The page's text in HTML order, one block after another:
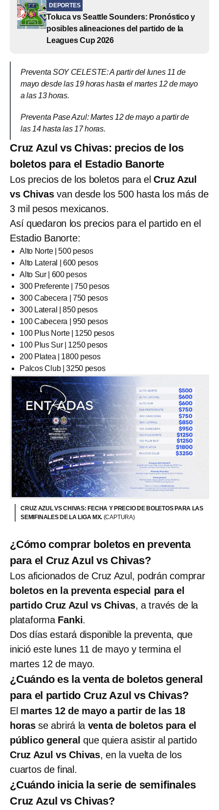
DEPORTES
Toluca vs Seattle Sounders: Pronóstico y
posibles alineaciones del partido de la
Leagues Cup 2026
Preventa SOY CELESTE: A partir del lunes 11 de
mayo desde las 19 horas hasta el martes 12 de mayo
a las 13 horas.
Preventa Pase Azul: Martes 12 de mayo a partir de
las 14 hasta las 17 horas.
Cruz Azul vs Chivas: precios de los
boletos para el Estadio Banorte
Los precios de los boletos para elCruz Azul
vs Chivasvan desde los 500 hasta los más de
3 mil pesos mexicanos.
Así quedaron los precios para el partido en el
Estadio Banorte:
Alto Norte | 500 pesos
Alto Lateral | 600 pesos
Alto Sur | 600 pesos
300 Preferente | 750 pesos
300 Cabecera | 750 pesos
300 Lateral | 850 pesos
100 Cabecera | 950 pesos
100 Plus Norte | 1250 pesos
100 Plus Sur | 1250 pesos
200 Platea | 1800 pesos
Palcos Club | 3250 pesos
CRUZ AZUL VS CHIVAS: FECHA Y PRECIO DE BOLETOS PARA LAS
SEMIFINALES DE LA LIGA MX. (CAPTURA)
¿Cómo comprar boletos en preventa
para el Cruz Azul vs Chivas?
Los aficionados de Cruz Azul, podrán comprar
boletos en la preventa especial para el
partido Cruz Azul vs Chivas, a través de la
plataforma Fanki.
Dos días estará disponible la preventa, que
inició este lunes 11 de mayo y termina el
martes 12 de mayo.
¿Cuándo es la venta de boletos general
para el partido Cruz Azul vs Chivas?
El martes 12 de mayo a partir de las 18
horas se abrirá la venta de boletos para el
público generalque quiera asistir al partido
Cruz Azul vs Chivas, en la vuelta de los
cuartos de final.
¿Cuándo inicia la serie de semifinales
Cruz Azul vs Chivas?